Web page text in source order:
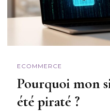
ECOMMERCE
Pourquoi mon
été piraté ?